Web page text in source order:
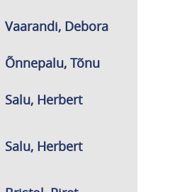
Vaarandi, Debora
Õnnepalu, Tõnu
Salu, Herbert
Salu, Herbert